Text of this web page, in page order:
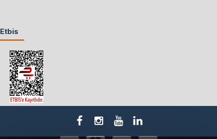
Etbis